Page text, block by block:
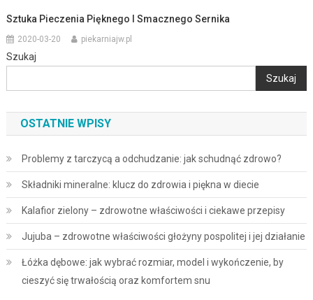
Sztuka Pieczenia Pięknego I Smacznego Sernika
2020-03-20 piekarniajw.pl
Szukaj
Szukaj
OSTATNIE WPISY
Problemy z tarczycą a odchudzanie: jak schudnąć zdrowo?
Składniki mineralne: klucz do zdrowia i piękna w diecie
Kalafior zielony – zdrowotne właściwości i ciekawe przepisy
Jujuba – zdrowotne właściwości głożyny pospolitej i jej działanie
Łóżka dębowe: jak wybrać rozmiar, model i wykończenie, by
cieszyć się trwałością oraz komfortem snu